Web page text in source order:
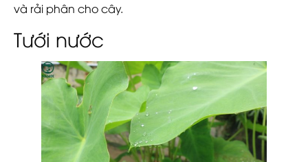
và rải phân cho cây.
Tưới nước